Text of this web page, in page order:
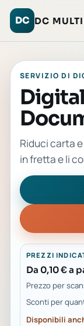
DC DC
SERVIZIO DI
Riduci carta
in fretta e li
PREZZI
Da 0,10 € a
Prezzo per
Sconti per
Disponibili